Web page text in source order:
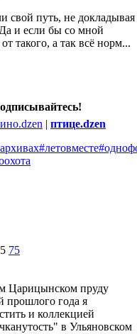
свой путь, не докладывая
и если бы со мной
такого, а так всё норм...
| птице.dzen
#летовместе
75
Царицынском пруду
прошлого года я
и коллекцией
в Ульяновском